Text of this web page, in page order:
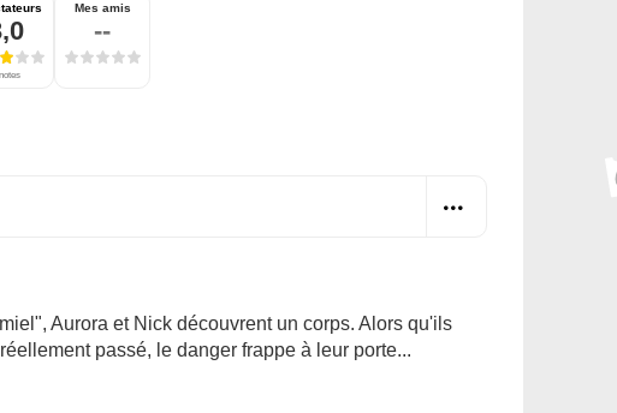
Mes amis
--
Aurora et Nick découvrent un corps. Alors qu'ils
passé, le danger frappe à leur porte...